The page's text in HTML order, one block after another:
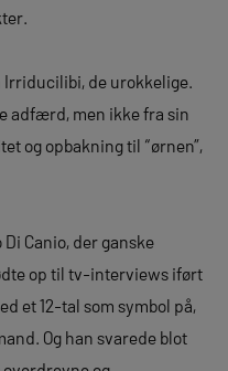
de urokkelige.
adfærd, men ikke fra sin
og opbakning til “ørnen”,
Canio, der ganske
op til tv-interviews iført
et 12-tal som symbol på,
Og han svarede blot